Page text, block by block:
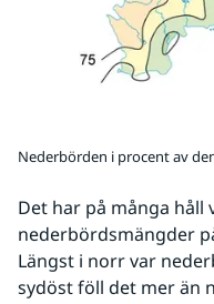
Nederbörden i procent av
Det har på många
nederbördsmängder
Längst i norr var
sydöst föll det mer än